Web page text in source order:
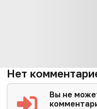
Нет
Вы не